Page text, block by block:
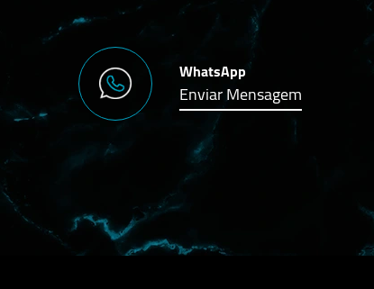
WhatsApp
Enviar Mensagem